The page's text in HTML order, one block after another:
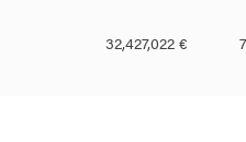
32,427,022 €